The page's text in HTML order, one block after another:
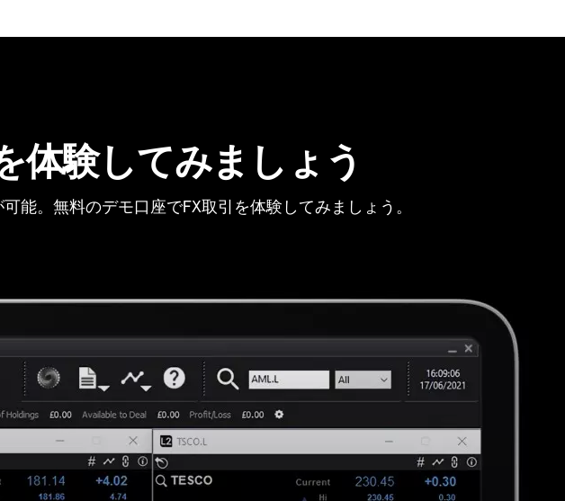
体験してみましょう
能。無料のデモ口座でFX取引を体験してみましょう。